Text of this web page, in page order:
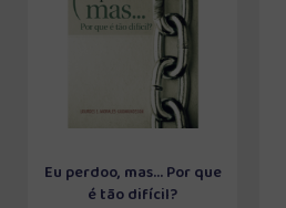
Eu perdoo, mas... Por que
é tão difícil?